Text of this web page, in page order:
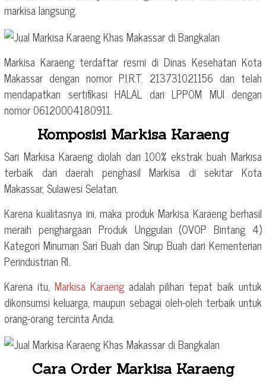
markisa langsung.
Markisa Karaeng terdaftar resmi di Dinas Kesehatan Kota
Makassar dengan nomor P.I.R.T. 213731021156 dan telah
mendapatkan sertifikasi HALAL dari LPPOM MUI dengan
nomor 06120004180911.
Komposisi Markisa Karaeng
Sari Markisa Karaeng diolah dari 100% ekstrak buah Markisa
terbaik dari daerah penghasil Markisa di sekitar Kota
Makassar, Sulawesi Selatan.
Karena kualitasnya ini, maka produk Markisa Karaeng berhasil
meraih penghargaan Produk Unggulan (OVOP Bintang 4)
Kategori Minuman Sari Buah dan Sirup Buah dari Kementerian
Perindustrian RI.
Karena itu, Markisa Karaengadalah pilihan tepat baik untuk
dikonsumsi keluarga, maupun sebagai oleh-oleh terbaik untuk
orang-orang tercinta Anda.
Cara Order Markisa Karaeng